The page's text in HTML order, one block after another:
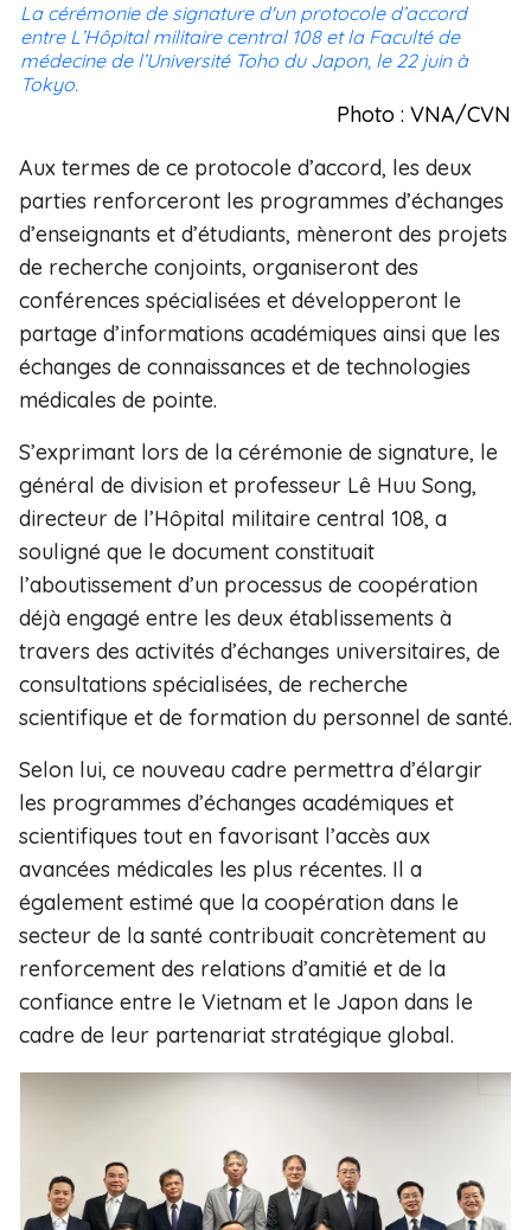
La cérémonie de signature d'un protocole d’accord
entre L’Hôpital militaire central 108 et la Faculté de
médecine de l’Université Toho du Japon, le 22 juin à
Tokyo.
Photo : VNA/CVN
Aux termes de ce protocole d’accord, les deux
parties renforceront les programmes d’échanges
d’enseignants et d’étudiants, mèneront des projets
de recherche conjoints, organiseront des
conférences spécialisées et développeront le
partage d’informations académiques ainsi que les
échanges de connaissances et de technologies
médicales de pointe.
S’exprimant lors de la cérémonie de signature, le
général de division et professeur Lê Huu Song,
directeur de l’Hôpital militaire central 108, a
souligné que le document constituait
l’aboutissement d’un processus de coopération
déjà engagé entre les deux établissements à
travers des activités d’échanges universitaires, de
consultations spécialisées, de recherche
scientifique et de formation du personnel de santé.
Selon lui, ce nouveau cadre permettra d’élargir
les programmes d’échanges académiques et
scientifiques tout en favorisant l’accès aux
avancées médicales les plus récentes. Il a
également estimé que la coopération dans le
secteur de la santé contribuait concrètement au
renforcement des relations d’amitié et de la
confiance entre le Vietnam et le Japon dans le
cadre de leur partenariat stratégique global.